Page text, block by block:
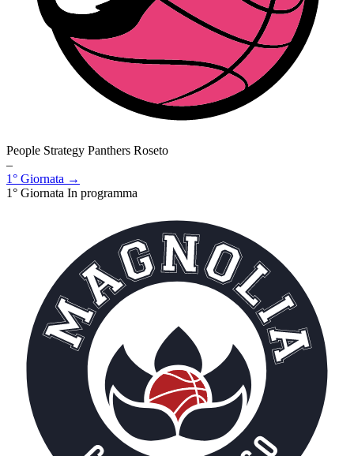
People Strategy Panthers Roseto
–
1° Giornata →
1° Giornata In programma